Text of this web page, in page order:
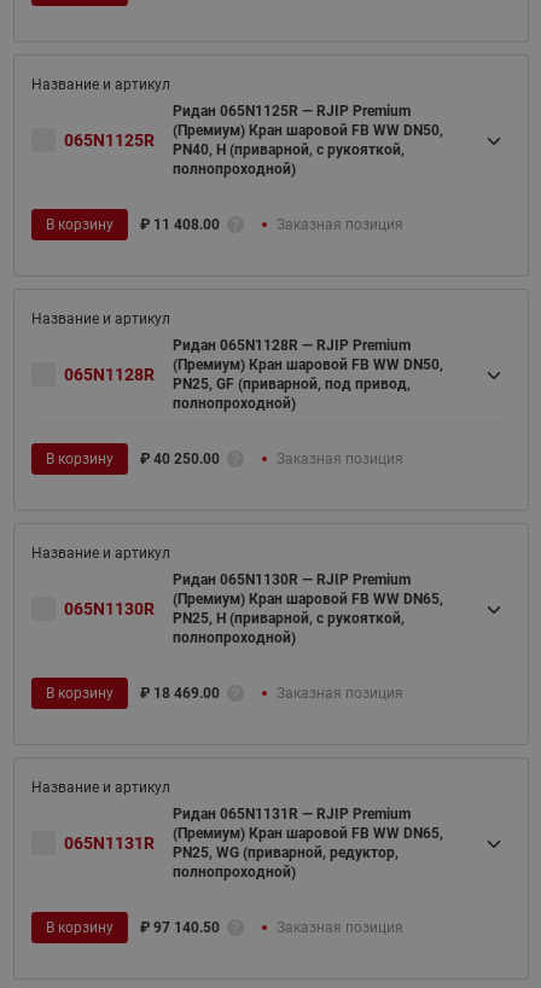
065N1125R
Ридан 065N1125R — RJIP Premium
(Премиум) Кран шаровой FB WW DN50,
PN40, H (приварной, с рукояткой,
полнопроходной)
В корзину ₽ 11 408.00 Заказная позиция
065N1128R
Ридан 065N1128R — RJIP Premium
(Премиум) Кран шаровой FB WW DN50,
PN25, GF (приварной, под привод,
полнопроходной)
В корзину ₽ 40 250.00 Заказная позиция
065N1130R
Ридан 065N1130R — RJIP Premium
(Премиум) Кран шаровой FB WW DN65,
PN25, H (приварной, с рукояткой,
полнопроходной)
В корзину ₽ 18 469.00 Заказная позиция
065N1131R
Ридан 065N1131R — RJIP Premium
(Премиум) Кран шаровой FB WW DN65,
PN25, WG (приварной, редуктор,
полнопроходной)
В корзину ₽ 97 140.50 Заказная позиция